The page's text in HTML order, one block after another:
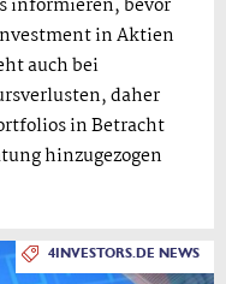
in Aktien
auch bei
daher
in Betracht
hinzugezogen
4INVESTORS.DE NEWS